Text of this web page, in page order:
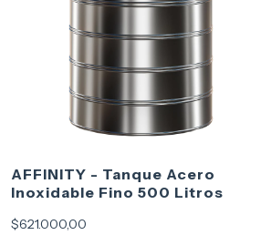
AFFINITY - Tanque Acero
Inoxidable Fino 500 Litros
$621.000,00